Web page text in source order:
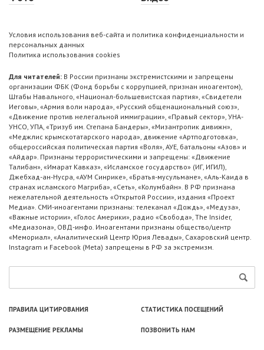
Условия использования веб-сайта и политика конфиденциальности и
персональных данных
Политика использования cookies
Для читателей: В России признаны экстремистскими и запрещены
организации ФБК (Фонд борьбы с коррупцией, признан иноагентом),
Штабы Навального, «Национал-большевистская партия», «Свидетели
Иеговы», «Армия воли народа», «Русский общенациональный союз»,
«Движение против нелегальной иммиграции», «Правый сектор», УНА-
УНСО, УПА, «Тризуб им. Степана Бандеры», «Мизантропик дивижн»,
«Меджлис крымскотатарского народа», движение «Артподготовка»,
общероссийская политическая партия «Воля», АУЕ, батальоны «Азов» и
«Айдар». Признаны террористическими и запрещены: «Движение
Талибан», «Имарат Кавказ», «Исламское государство» (ИГ, ИГИЛ),
Джебхад-ан-Нусра, «АУМ Синрике», «Братья-мусульмане», «Аль-Каида в
странах исламского Магриба», «Сеть», «Колумбайн». В РФ признана
нежелательной деятельность «Открытой России», издания «Проект
Медиа». СМИ-иноагентами признаны: телеканал «Дождь», «Медуза»,
«Важные истории», «Голос Америки», радио «Свобода», The Insider,
«Медиазона», ОВД-инфо. Иноагентами признаны общество/центр
«Мемориал», «Аналитический Центр Юрия Левады», Сахаровский центр.
Instagram и Facebook (Metа) запрещены в РФ за экстремизм.
ПРАВИЛА ЦИТИРОВАНИЯ СТАТИСТИКА ПОСЕЩЕНИЙ
РАЗМЕЩЕНИЕ РЕКЛАМЫ ПОЗВОНИТЬ НАМ